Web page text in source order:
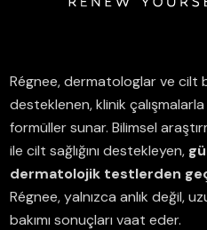
Régnee, dermatologlar ve cilt
desteklenen, klinik
formüller sunar.Bilimsel
ile cilt sağlığını destekleyen,
dermatolojik testlerden
Régnee, yalnızca anlık değil,
bakımı sonuçları vaat eder.